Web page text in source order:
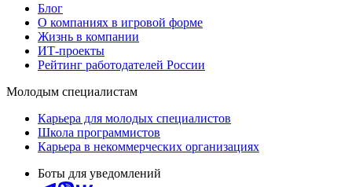
Блог
О компаниях в игровой форме
Жизнь в компании
ИТ-проекты
Рейтинг работодателей России
Молодым специалистам
Карьера для молодых специалистов
Школа программистов
Карьера в некоммерческих организациях
Боты для уведомлений